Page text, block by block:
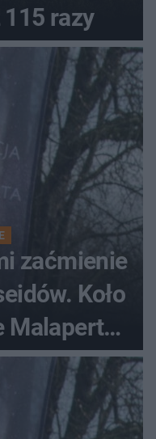
razy
zaćmienie
Koło
Malapert